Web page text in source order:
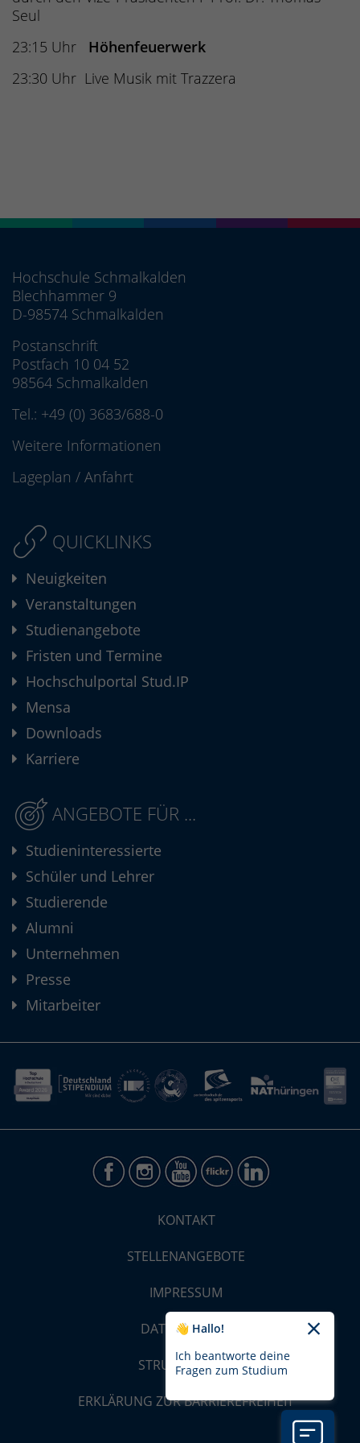
Seul
23:15 Uhr Höhenfeuerwerk
23:30 Uhr Live Musik mit Trazzera
Hochschule Schmalkalden
Blechhammer 9
D-98574 Schmalkalden
Postanschrift
Postfach 10 04 52
98564 Schmalkalden
Tel.: +49 (0) 3683/688-0
Weitere Informationen
Lageplan / Anfahrt
QUICKLINKS
Neuigkeiten
Veranstaltungen
Studienangebote
Fristen und Termine
Hochschulportal Stud.IP
Mensa
Downloads
Karriere
ANGEBOTE FÜR ...
Studieninteressierte
Schüler und Lehrer
Studierende
Alumni
Unternehmen
Presse
Mitarbeiter
KONTAKT
STELLENANGEBOTE
IMPRESSUM
DATENSCHUTZ
STRUKTUR-MAP
ERKLÄRUNG ZUR BARRIEREFREIHEIT
👋 Hallo!
Ich beantworte deine
Fragen zum Studium